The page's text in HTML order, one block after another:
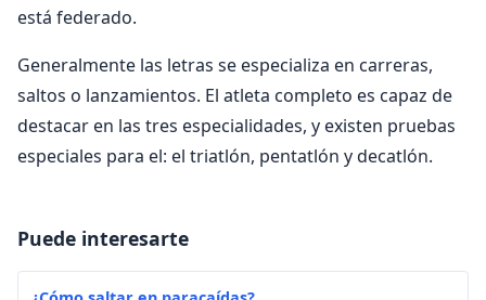
está federado.
Generalmente las letras se especializa en carreras,
saltos o lanzamientos. El atleta completo es capaz de
destacar en las tres especialidades, y existen pruebas
especiales para el: el triatlón, pentatlón y decatlón.
Puede interesarte